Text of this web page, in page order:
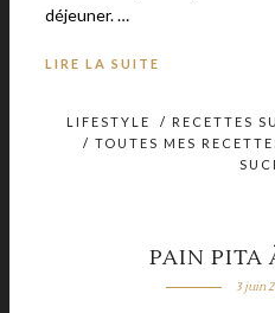
déjeuner. …
LIRE LA SUITE
LIFESTYLE / RECETTES
/ TOUTES MES
PAIN PITA
3 juin